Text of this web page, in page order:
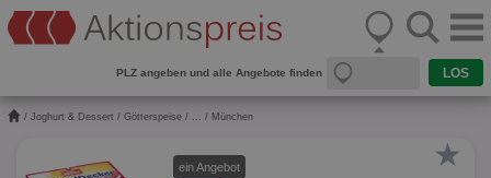
PLZ angeben und alle Angebote finden
/ Joghurt & Dessert / Götterspeise / ... / München
ein Angebot ★